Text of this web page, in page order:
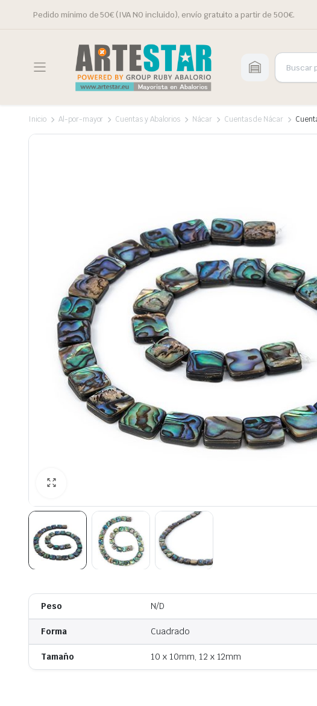
Pedido mínimo de 50€ (IVA NO incluido), envío gratuito a partir de 500€.
Inicio Al-por-mayor Cuentas y Abalorios Nácar Cuentas de Nácar
Peso N/D
Forma Cuadrado
Tamaño 10 x 10mm, 12 x 12mm